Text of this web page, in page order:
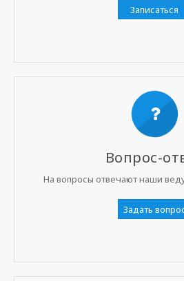
Записаться
Вопрос-
На вопросы отвечают наши
Задать